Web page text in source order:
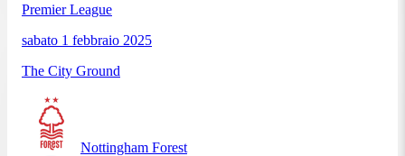
Premier League
sabato 1 febbraio 2025
The City Ground
Nottingham Forest